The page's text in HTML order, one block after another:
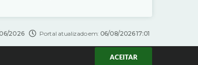
ACEITAR
2026 Portal atualizado em: 06/08/2026 17:01